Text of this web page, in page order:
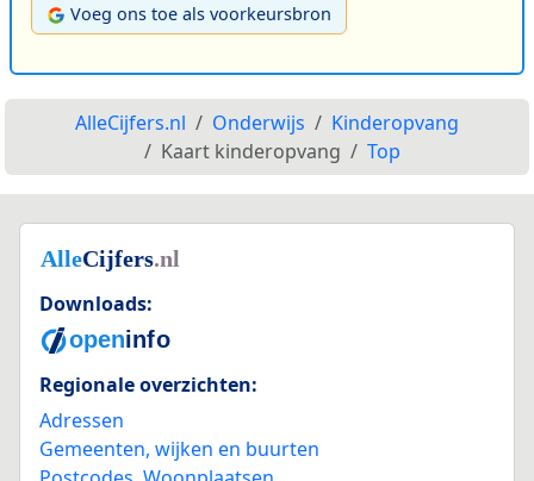
Voeg ons toe als voorkeursbron
AlleCijfers.nl Onderwijs
Kinderopvang
Kaart kinderopvang
Top
Downloads:
Regionale overzichten:
Adressen
Gemeenten, wijken en buurten